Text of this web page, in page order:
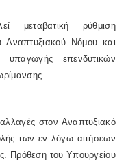
μεταβατική ρύθμιση
Αναπτυξιακού Νόμου και
υπαγωγής επενδυτικών
στον Αναπτυξιακό
των εν λόγω αιτήσεων
Πρόθεση του Υπουργείου